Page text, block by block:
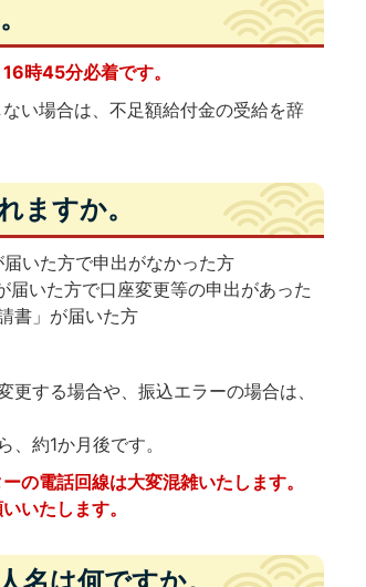
時45分必着です。
い場合は、不足額給付金の受給を辞
ますか。
届いた方で申出がなかった方
届いた方で口座変更等の申出があった
書」が届いた方
更する場合や、振込エラーの場合は、
約1か月後です。
の電話回線は大変混雑いたします。
いたします。